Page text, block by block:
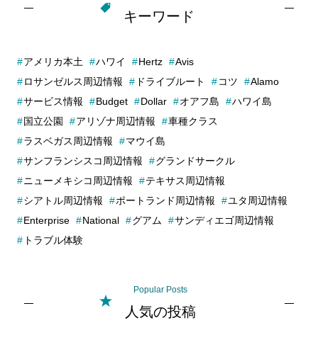
キーワード
アメリカ本土 ハワイ Hertz
Avis
ロサンゼルス周辺情報
ドライブルート コツ
Alamo
サービス情報
Budget Dollar オアフ島
ハワイ島
国立公園
アリゾナ周辺情報
車種クラス
ラスベガス周辺情報
マウイ島
サンフランシスコ周辺情報
グランドサークル
ニューメキシコ周辺情報
テキサス周辺情報
シアトル周辺情報
ポートランド周辺情報
ユタ周辺情報
Enterprise
National グアム
サンディエゴ周辺情報
トラブル体験
Popular Posts
人気の投稿